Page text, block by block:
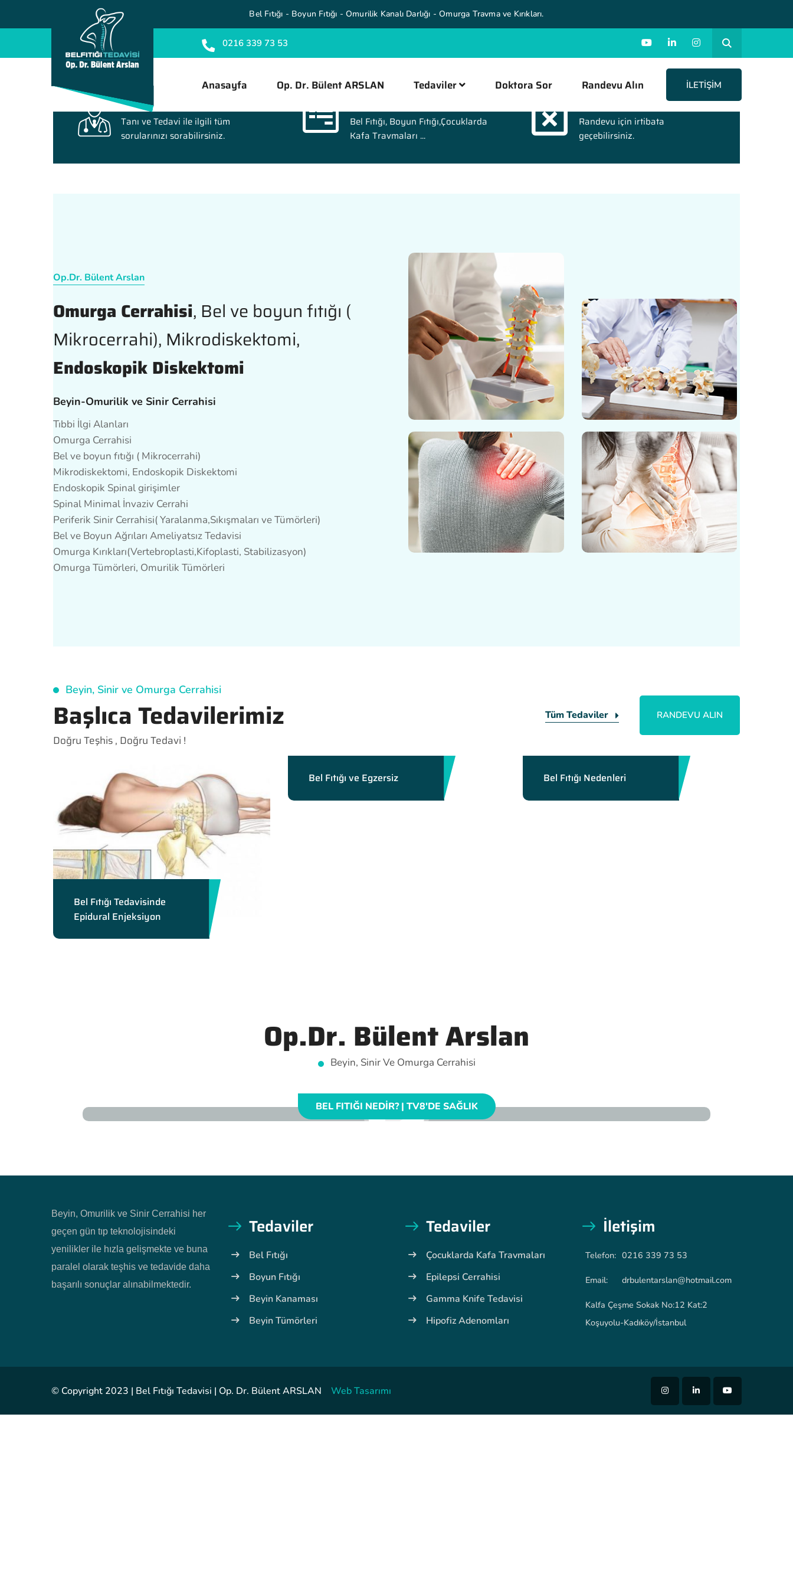
Bel Fıtığı - Boyun Fıtığı - Omurilik Kanalı Darlığı - Omurga Travma ve Kırıkları.
0216 339 73 53
Anasayfa Op. Dr. Bülent ARSLAN Tedaviler Doktora Sor Randevu Alın İLETIŞIM
Soru Sorun
Tanı ve Tedavi ile ilgili tüm
sorularınızı sorabilirsiniz.
Bel Fıtığı, Boyun Fıtığı,Çocuklarda
Kafa Travmaları ...
Online Randevu
Randevu için irtibata
geçebilirsiniz.
Op.Dr. Bülent Arslan
Omurga Cerrahisi, Bel ve boyun fıtığı (
Mikrocerrahi), Mikrodiskektomi,
Endoskopik Diskektomi
Beyin-Omurilik ve Sinir Cerrahisi
Tıbbi İlgi Alanları
Omurga Cerrahisi
Bel ve boyun fıtığı ( Mikrocerrahi)
Mikrodiskektomi, Endoskopik Diskektomi
Endoskopik Spinal girişimler
Spinal Minimal İnvaziv Cerrahi
Periferik Sinir Cerrahisi( Yaralanma,Sıkışmaları ve Tümörleri)
Bel ve Boyun Ağrıları Ameliyatsız Tedavisi
Omurga Kırıkları(Vertebroplasti,Kifoplasti, Stabilizasyon)
Omurga Tümörleri, Omurilik Tümörleri
Beyin, Sinir ve Omurga Cerrahisi
Başlıca Tedavilerimiz
Doğru Teşhis , Doğru Tedavi !
Tüm Tedaviler RANDEVU ALIN
Bel Fıtığı Tedavisinde
Epidural Enjeksiyon
Bel Fıtığı ve Egzersiz Bel Fıtığı Nedenleri
Op.Dr. Bülent Arslan
Beyin, Sinir Ve Omurga Cerrahisi
BEL FITIĞI NEDIR? | TV8'DE SAĞLIK
Beyin, Omurilik ve Sinir Cerrahisi her
geçen gün tıp teknolojisindeki
yenilikler ile hızla gelişmekte ve buna
paralel olarak teşhis ve tedavide daha
başarılı sonuçlar alınabilmektedir.
Tedaviler
Bel Fıtığı
Boyun Fıtığı
Beyin Kanaması
Beyin Tümörleri
Tedaviler
Çocuklarda Kafa Travmaları
Epilepsi Cerrahisi
Gamma Knife Tedavisi
Hipofiz Adenomları
İletişim
Telefon: 0216 339 73 53
Email: drbulentarslan@hotmail.com
Kalfa Çeşme Sokak No:12 Kat:2
Koşuyolu-Kadıköy/İstanbul
© Copyright 2023 | Bel Fıtığı Tedavisi | Op. Dr. Bülent ARSLAN Web Tasarımı